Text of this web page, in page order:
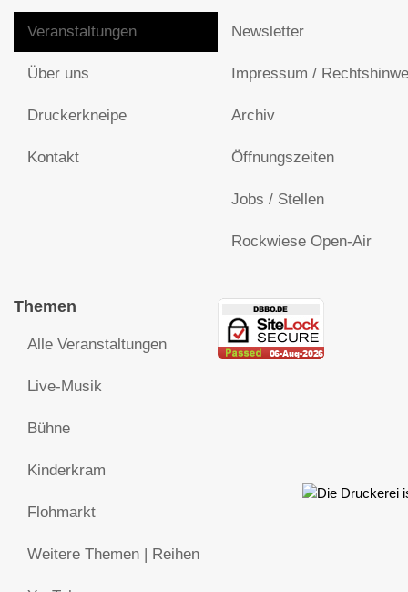
Veranstaltungen
Über uns
Druckerkneipe
Kontakt
Newsletter
Impressum /
Archiv
Öffnungszeiten
Jobs / Stellen
Rockwiese Open-Air
Themen
Alle Veranstaltungen
Live-Musik
Bühne
Kinderkram
Flohmarkt
Weitere Themen | Reihen